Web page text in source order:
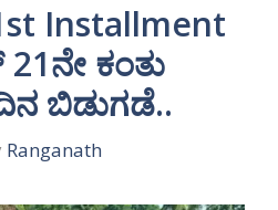
Installment
ಕಂತು
ಬಿಡುಗಡೆ..
Ranganath